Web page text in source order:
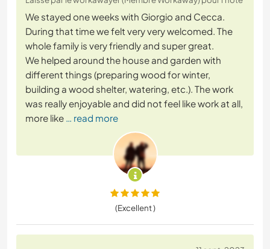
We stayed one weeks with Giorgio and Cecca.
During that time we felt very very welcomed. The
whole family is very friendly and super great.
We helped around the house and garden with
different things (preparing wood for winter,
building a wood shelter, watering, etc.). The work
was really enjoyable and did not feel like work at all,
more like … read more
(Excellent )